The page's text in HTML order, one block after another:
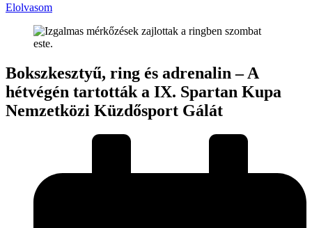
Elolvasom
Bokszkesztyű, ring és adrenalin – A
hétvégén tartották a IX. Spartan Kupa
Nemzetközi Küzdősport Gálát